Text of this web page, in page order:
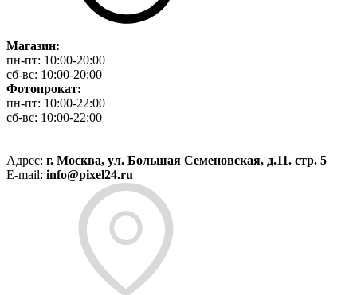
Магазин:
пн-пт: 10:00-20:00
сб-вс: 10:00-20:00
Фотопрокат:
пн-пт: 10:00-22:00
сб-вс: 10:00-22:00
Адрес: г. Москва, ул. Большая Семеновская, д.11. стр. 5
E-mail: info@pixel24.ru